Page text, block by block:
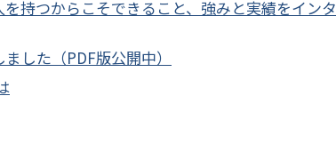
持つからこそできること、強みと実績をイン
した（PDF版公開中）